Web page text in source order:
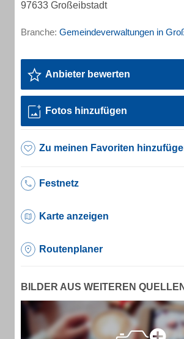
97633 Großeibstadt
Branche: Gemeindeverwaltungen in
Anbieter bewerten
Fotos hinzufügen
Zu meinen Favoriten
Festnetz
Karte anzeigen
Routenplaner
BILDER AUS WEITEREN QUELLEN